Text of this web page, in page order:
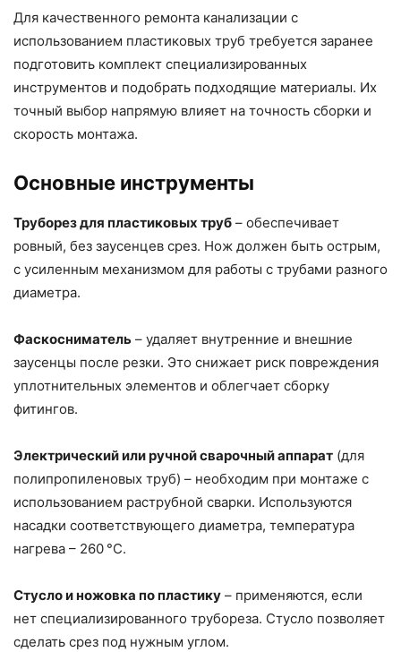
Для качественного ремонта канализации с
использованием пластиковых труб требуется заранее
подготовить комплект специализированных
инструментов и подобрать подходящие материалы. Их
точный выбор напрямую влияет на точность сборки и
скорость монтажа.
Основные инструменты
Труборез для пластиковых труб – обеспечивает
ровный, без заусенцев срез. Нож должен быть острым,
с усиленным механизмом для работы с трубами разного
диаметра.
Фаскосниматель – удаляет внутренние и внешние
заусенцы после резки. Это снижает риск повреждения
уплотнительных элементов и облегчает сборку
фитингов.
Электрический или ручной сварочный аппарат (для
полипропиленовых труб) – необходим при монтаже с
использованием раструбной сварки. Используются
насадки соответствующего диаметра, температура
нагрева – 260 °C.
Стусло и ножовка по пластику – применяются, если
нет специализированного трубореза. Стусло позволяет
сделать срез под нужным углом.